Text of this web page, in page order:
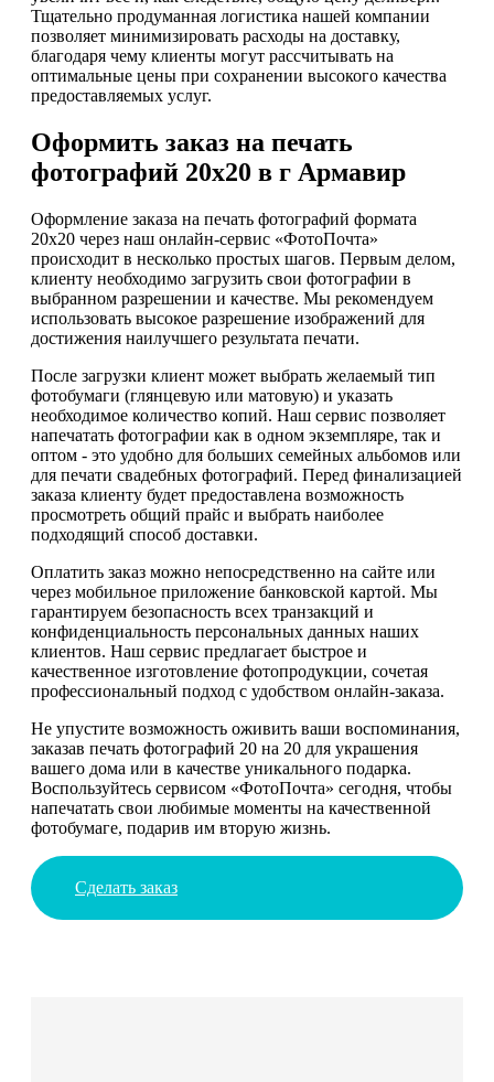
Тщательно продуманная логистика нашей компании
позволяет минимизировать расходы на доставку,
благодаря чему клиенты могут рассчитывать на
оптимальные цены при сохранении высокого качества
предоставляемых услуг.
Оформить заказ на печать
фотографий 20х20 в г Армавир
Оформление заказа на печать фотографий формата
20x20 через наш онлайн-сервис «ФотоПочта»
происходит в несколько простых шагов. Первым делом,
клиенту необходимо загрузить свои фотографии в
выбранном разрешении и качестве. Мы рекомендуем
использовать высокое разрешение изображений для
достижения наилучшего результата печати.
После загрузки клиент может выбрать желаемый тип
фотобумаги (глянцевую или матовую) и указать
необходимое количество копий. Наш сервис позволяет
напечатать фотографии как в одном экземпляре, так и
оптом - это удобно для больших семейных альбомов или
для печати свадебных фотографий. Перед финализацией
заказа клиенту будет предоставлена возможность
просмотреть общий прайс и выбрать наиболее
подходящий способ доставки.
Оплатить заказ можно непосредственно на сайте или
через мобильное приложение банковской картой. Мы
гарантируем безопасность всех транзакций и
конфиденциальность персональных данных наших
клиентов. Наш сервис предлагает быстрое и
качественное изготовление фотопродукции, сочетая
профессиональный подход с удобством онлайн-заказа.
Не упустите возможность оживить ваши воспоминания,
заказав печать фотографий 20 на 20 для украшения
вашего дома или в качестве уникального подарка.
Воспользуйтесь сервисом «ФотоПочта» сегодня, чтобы
напечатать свои любимые моменты на качественной
фотобумаге, подарив им вторую жизнь.
Сделать заказ